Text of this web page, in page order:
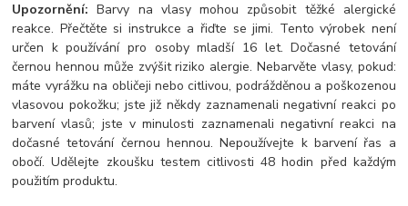
Upozornění: Barvy na vlasy mohou způsobit těžké alergické
reakce. Přečtěte si instrukce a řiďte se jimi. Tento výrobek není
určen k používání pro osoby mladší 16 let. Dočasné tetování
černou hennou může zvýšit riziko alergie. Nebarvěte vlasy, pokud:
máte vyrážku na obličeji nebo citlivou, podrážděnou a poškozenou
vlasovou pokožku; jste již někdy zaznamenali negativní reakci po
barvení vlasů; jste v minulosti zaznamenali negativní reakci na
dočasné tetování černou hennou. Nepoužívejte k barvení řas a
obočí. Udělejte zkoušku testem citlivosti 48 hodin před každým
použitím produktu.